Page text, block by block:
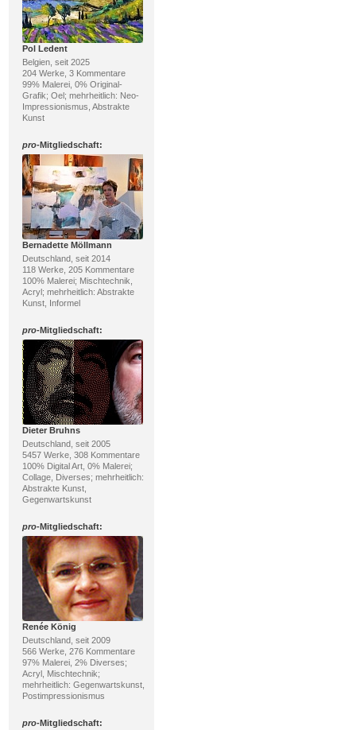
Pol Ledent
Belgien, seit 2025
204 Werke, 3 Kommentare
99% Malerei, 0% Original-
Grafik; Oel; mehrheitlich: Neo-
Impressionismus, Abstrakte
Kunst
pro-Mitgliedschaft:
Bernadette Möllmann
Deutschland, seit 2014
118 Werke, 205 Kommentare
100% Malerei; Mischtechnik,
Acryl; mehrheitlich: Abstrakte
Kunst, Informel
pro-Mitgliedschaft:
Dieter Bruhns
Deutschland, seit 2005
5457 Werke, 308 Kommentare
100% Digital Art, 0% Malerei;
Collage, Diverses; mehrheitlich:
Abstrakte Kunst,
Gegenwartskunst
pro-Mitgliedschaft:
Renée König
Deutschland, seit 2009
566 Werke, 276 Kommentare
97% Malerei, 2% Diverses;
Acryl, Mischtechnik;
mehrheitlich: Gegenwartskunst,
Postimpressionismus
pro-Mitgliedschaft: